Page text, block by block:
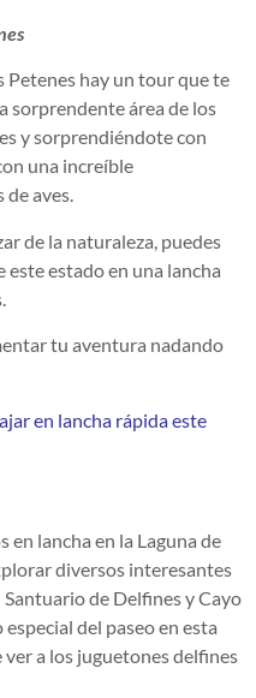
Petenes hay un tour que te
sorprendente área de los
y sorprendiéndote con
una increíble
aves.
de la naturaleza, puedes
este estado en una lancha
tu aventura nadando
en lancha rápida este
en lancha en la Laguna de
diversos interesantes
Santuario de Delfines y Cayo
del paseo en esta
a los juguetones delfines